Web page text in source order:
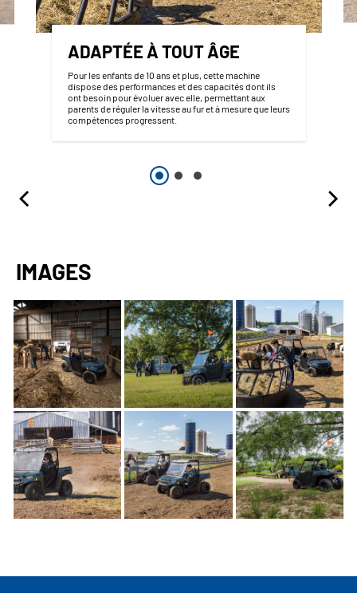
ADAPTÉE À TOUT ÂGE
Pour les enfants de 10 ans et plus, cette machine
dispose des performances et des capacités dont ils
ont besoin pour évoluer avec elle, permettant aux
parents de réguler la vitesse au fur et à mesure que leurs
compétences progressent.
IMAGES